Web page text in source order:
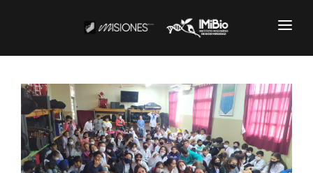
CARTOGRAFÍA
DOCUMENTOS INSTITUCIONALES
EL IMIBIO